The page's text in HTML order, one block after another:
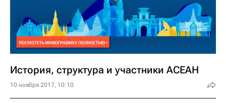
История, структура и участники АСЕАН
10 ноября 2017, 10:10